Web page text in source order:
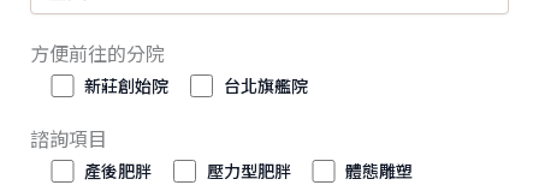
方便前往的分院
新莊創始院 台北旗艦院
諮詢項目
產後肥胖 壓力型肥胖
體態雕塑